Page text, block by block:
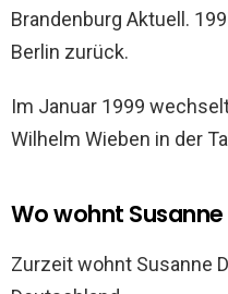
Brandenburg Aktuell.
Berlin zurück.
Im Januar 1999
Wilhelm Wieben in der
Wo wohnt
Zurzeit wohnt Susanne